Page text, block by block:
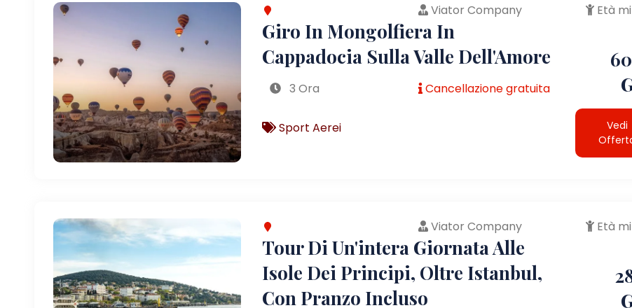
Viator Company
Giro In Mongolfiera In
Cappadocia Sulla Valle Dell'Amore
3 Ora Cancellazione gratuita
Sport Aerei
Età
Vedi
Viator Company
Tour Di Un'intera Giornata Alle
Isole Dei Principi, Oltre Istanbul,
Con Pranzo Incluso
Età